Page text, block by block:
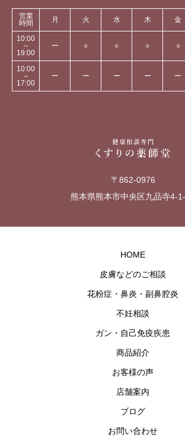
営業
時間
月 火 水 木 金
10:00
～
19:00
ー ○ ○ ○ ○
10:00
～
17:00
ー ー ー ー ー
〒862-0976
熊本県熊本市中央区九品寺4-
HOME
皮膚などのご相談
花粉症・鼻炎・副鼻腔炎
不妊相談
ガン・自己免疫疾患
商品紹介
お客様の声
店舗案内
ブログ
お問い合わせ